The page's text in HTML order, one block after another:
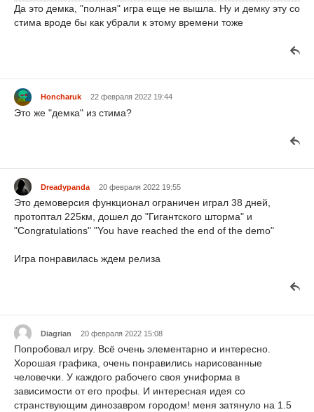
Да это демка, "полная" игра еще не вышла. Ну и демку эту со
стима вроде бы как убрали к этому времени тоже
Honcharuk 22 февраля 2022 19:44
Это же "демка" из стима?
Dreadypanda 20 февраля 2022 19:55
Это демоверсия функционал ограничен играл 38 дней,
протоптал 225км, дошел до "Гигантского шторма" и
"Congratulations" "You have reached the end of the demo"
Игра понравилась ждем релиза
Diagrian 20 февраля 2022 15:08
Попробовал игру. Всё очень элементарно и интересно.
Хорошая графика, очень понравились нарисованные
человечки. У каждого рабочего своя униформа в
зависимости от его профы. И интересная идея со
странствующим динозавром городом! меня затянуло на 1.5